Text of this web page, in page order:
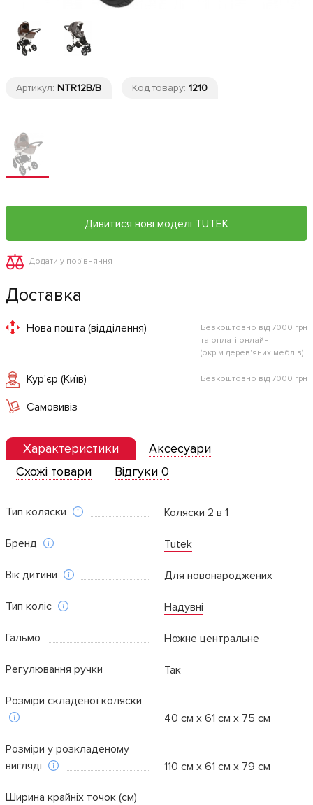
Артикул: NTR12B/B Код товару: 1210
Дивитися нові моделі TUTEK
Додати у порівняння
Доставка
Нова пошта (відділення)
Безкоштовно від 7000 грн
та оплаті онлайн
(окрім дерев'яних меблів)
Кур'єр (Київ) Безкоштовно від 7000 грн
Самовивіз
Характеристики
Аксесуари
Схожі товари
Відгуки 0
Тип коляски Коляски 2 в 1
Бренд Tutek
Вік дитини Для новонароджених
Тип коліс Надувні
Гальмо Ножне центральне
Регулювання ручки Так
Розміри складеної коляски
40 см x 61 см x 75 см
Розміри у розкладеному
вигляді
110 см x 61 см x 79 см
Ширина крайніх точок (см)